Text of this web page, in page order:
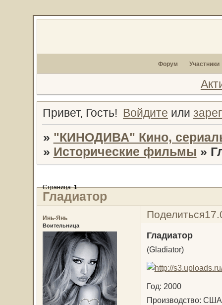
Форум Участники
Привет, Гость! Войдите или
» "КИНОДИВА" Кино,
» Исторические фильмы »
Гладиатор
Страница:1
Поделиться
Инь-Янь
Воительница
Гладиатор
(Gladiator)
Год: 2000
Производство: